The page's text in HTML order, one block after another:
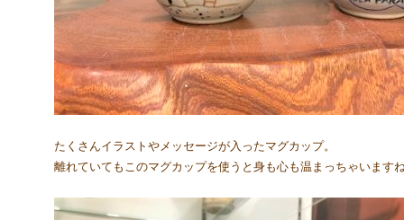
たくさんイラストやメッセージが入ったマグカップ。
離れていてもこのマグカップを使うと身も心も温まっちゃいます